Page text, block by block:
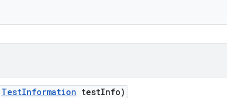
TestInformation testInfo)